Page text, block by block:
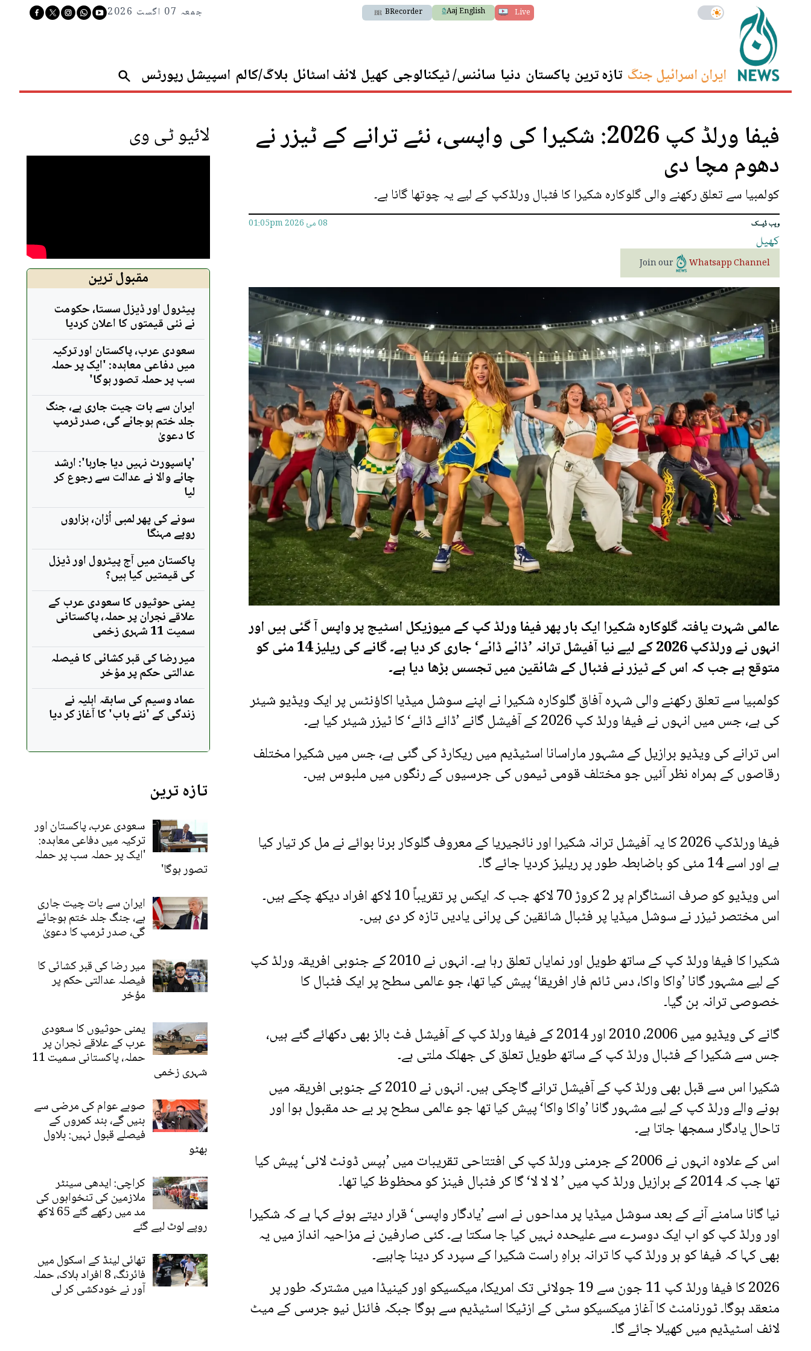
Live
Aaj English
BRecorder جمعہ 07 اگست 2026
ایران اسرائیل جنگ تازہ ترین پاکستان دنیا سائنس/ ٹیکنالوجی کھیل لائف اسٹائل بلاگ/کالم اسپیشل رپورٹس
فیفا ورلڈ کپ 2026: شکیرا کی واپسی، نئے ترانے کے ٹیزر نے
دھوم مچا دی
کولمبیا سے تعلق رکھنے والی گلوکارہ شکیرا کا فٹبال ورلڈکپ کے لیے یہ چوتھا گانا ہے۔
ویب ڈیسک 08 مئ 2026 01:05pm
کھیل
Join our Whatsapp Channel
عالمی شہرت یافتہ گلوکارہ شکیرا ایک بار پھر فیفا ورلڈ کپ کے میوزیکل اسٹیج پر واپس آ گئی ہیں اور
انہوں نے ورلڈکپ 2026 کے لیے نیا آفیشل ترانہ ’ڈائے ڈائے‘ جاری کر دیا ہے۔ گانے کی ریلیز 14 مئی کو
متوقع ہے جب کہ اس کے ٹیزر نے فٹبال کے شائقین میں تجسس بڑھا دیا ہے۔
کولمبیا سے تعلق رکھنے والی شہرہ آفاق گلوکارہ شکیرا نے اپنے سوشل میڈیا اکاؤنٹس پر ایک ویڈیو شیئر
کی ہے، جس میں انہوں نے فیفا ورلڈ کپ 2026 کے آفیشل گانے ’ڈائے ڈائے‘ کا ٹیزر شیئر کیا ہے۔
اس ترانے کی ویڈیو برازیل کے مشہور ماراسانا اسٹیڈیم میں ریکارڈ کی گئی ہے، جس میں شکیرا مختلف
رقاصوں کے ہمراہ نظر آئیں جو مختلف قومی ٹیموں کی جرسیوں کے رنگوں میں ملبوس ہیں۔
فیفا ورلڈکپ 2026 کا یہ آفیشل ترانہ شکیرا اور نائجیریا کے معروف گلوکار برنا بوائے نے مل کر تیار کیا
ہے اور اسے 14 مئی کو باضابطہ طور پر ریلیز کردیا جائے گا۔
اس ویڈیو کو صرف انسٹاگرام پر 2 کروڑ 70 لاکھ جب کہ ایکس پر تقریباً 10 لاکھ افراد دیکھ چکے ہیں۔
اس مختصر ٹیزر نے سوشل میڈیا پر فٹبال شائقین کی پرانی یادیں تازہ کر دی ہیں۔
شکیرا کا فیفا ورلڈ کپ کے ساتھ طویل اور نمایاں تعلق رہا ہے۔ انہوں نے 2010 کے جنوبی افریقہ ورلڈ کپ
کے لیے مشہور گانا ’واکا واکا، دس ٹائم فار افریقا‘ پیش کیا تھا، جو عالمی سطح پر ایک فٹبال کا
خصوصی ترانہ بن گیا۔
گانے کی ویڈیو میں 2006، 2010 اور 2014 کے فیفا ورلڈ کپ کے آفیشل فٹ بالز بھی دکھائے گئے ہیں،
جس سے شکیرا کے فٹبال ورلڈ کپ کے ساتھ طویل تعلق کی جھلک ملتی ہے۔
شکیرا اس سے قبل بھی ورلڈ کپ کے آفیشل ترانے گاچکی ہیں۔ انہوں نے 2010 کے جنوبی افریقہ میں
ہونے والے ورلڈ کپ کے لیے مشہور گانا ’واکا واکا‘ پیش کیا تھا جو عالمی سطح پر بے حد مقبول ہوا اور
تاحال یادگار سمجھا جاتا ہے۔
اس کے علاوہ انہوں نے 2006 کے جرمنی ورلڈ کپ کی افتتاحی تقریبات میں ’ہپس ڈونٹ لائی‘ پیش کیا
تھا جب کہ 2014 کے برازیل ورلڈ کپ میں ’ لا لا لا‘ گا کر فٹبال فینز کو محظوظ کیا تھا۔
نیا گانا سامنے آنے کے بعد سوشل میڈیا پر مداحوں نے اسے ’یادگار واپسی‘ قرار دیتے ہوئے کہا ہے کہ شکیرا
اور ورلڈ کپ کو اب ایک دوسرے سے علیحدہ نہیں کیا جا سکتا ہے۔ کئی صارفین نے مزاحیہ انداز میں یہ
بھی کہا کہ فیفا کو ہر ورلڈ کپ کا ترانہ براہِ راست شکیرا کے سپرد کر دینا چاہیے۔
2026 کا فیفا ورلڈ کپ 11 جون سے 19 جولائی تک امریکا، میکسیکو اور کینیڈا میں مشترکہ طور پر
منعقد ہوگا۔ ٹورنامنٹ کا آغاز میکسیکو سٹی کے ازٹیکا اسٹیڈیم سے ہوگا جبکہ فائنل نیو جرسی کے میٹ
لائف اسٹیڈیم میں کھیلا جائے گا۔
لائیو ٹی وی
مقبول ترین
پیٹرول اور ڈیزل سستا، حکومت
نے نئی قیمتوں کا اعلان کردیا
سعودی عرب، پاکستان اور ترکیہ
میں دفاعی معاہدہ: 'ایک پر حملہ
سب پر حملہ تصور ہوگا'
ایران سے بات چیت جاری ہے، جنگ
جلد ختم ہوجائے گی، صدر ٹرمپ
کا دعویٰ
'پاسپورٹ نہیں دیا جارہا': ارشد
چائے والا نے عدالت سے رجوع کر
لیا
سونے کی پھر لمبی اُڑان، ہزاروں
روپے مہنگا
پاکستان میں آج پیٹرول اور ڈیزل
کی قیمتیں کیا ہیں؟
یمنی حوثیوں کا سعودی عرب کے
علاقے نجران پر حملہ، پاکستانی
سمیت 11 شہری زخمی
میر رضا کی قبر کشائی کا فیصلہ
عدالتی حکم پر مؤخر
عماد وسیم کی سابقہ اہلیہ نے
زندگی کے 'نئے باب' کا آغاز کر دیا
تازہ ترین
سعودی عرب، پاکستان اور
ترکیہ میں دفاعی معاہدہ:
'ایک پر حملہ سب پر حملہ
تصور ہوگا'
ایران سے بات چیت جاری
ہے، جنگ جلد ختم ہوجائے
گی، صدر ٹرمپ کا دعویٰ
میر رضا کی قبر کشائی کا
فیصلہ عدالتی حکم پر
مؤخر
یمنی حوثیوں کا سعودی
عرب کے علاقے نجران پر
حملہ، پاکستانی سمیت 11
شہری زخمی
صوبے عوام کی مرضی سے
بنیں گے، بند کمروں کے
فیصلے قبول نہیں: بلاول
بھٹو
کراچی: ایدھی سینٹر
ملازمین کی تنخواہوں کی
مد میں رکھے گئے 65 لاکھ
روپے لوٹ لیے گئے
تھائی لینڈ کے اسکول میں
فائرنگ، 8 افراد ہلاک، حملہ
آور نے خودکشی کر لی